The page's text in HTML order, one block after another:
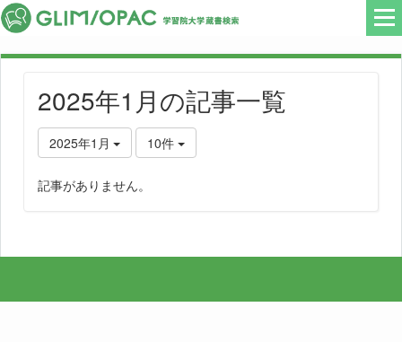
2025年1月の記事一覧
2025年1月 10件
記事がありません。